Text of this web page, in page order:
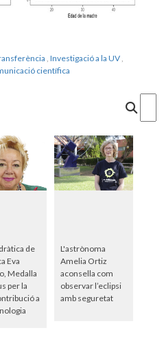
Investigació a la UV
científica
de
Eva
Medalla
per la
a
L'astrònoma
Amelia Ortiz
aconsella com
observar l’eclipsi
amb seguretat